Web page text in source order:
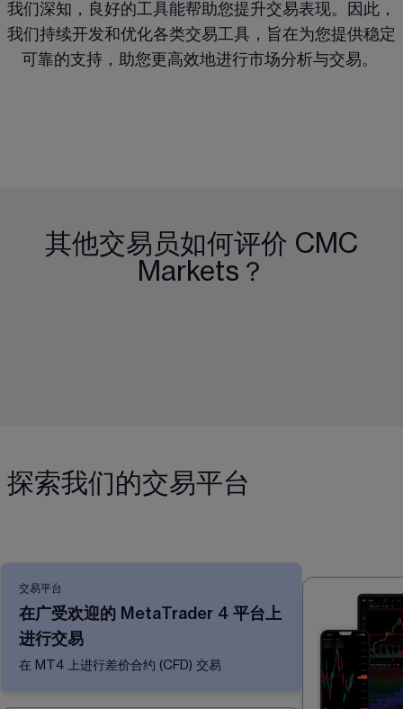
我们深知，良好的工具能帮助您提升交易表现。因此，
我们持续开发和优化各类交易工具，旨在为您提供稳定
可靠的支持，助您更高效地进行市场分析与交易。
其他交易员如何评价 CMC
Markets？
探索我们的交易平台
交易平台
在广受欢迎的 MetaTrader 4 平台上
进行交易
在 MT4 上进行差价合约 (CFD) 交易